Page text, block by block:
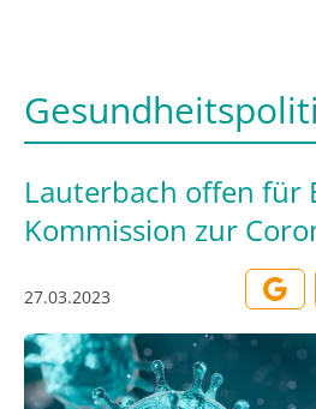
Lauterbach offen für
Kommission zur
27.03.2023